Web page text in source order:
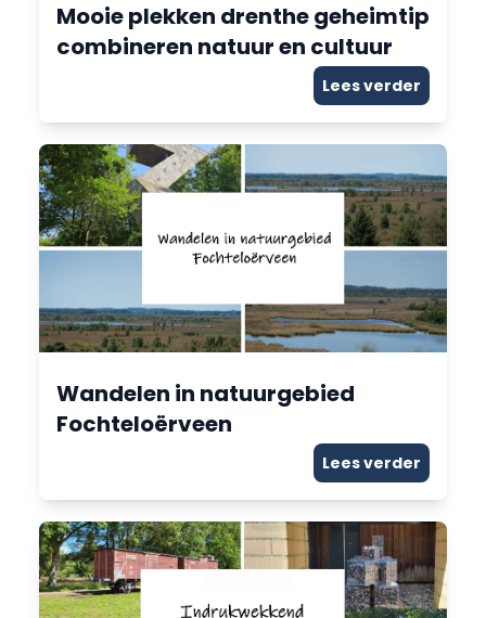
Mooie plekken drenthe geheimtip
combineren natuur en cultuur
Lees verder
Wandelen in natuurgebied
Fochteloërveen
Lees verder